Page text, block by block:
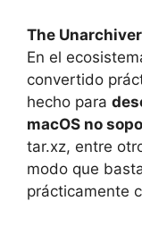
The
En el
convertido
hecho para
macOS no
tar.xz, entre
modo que
prácticamente